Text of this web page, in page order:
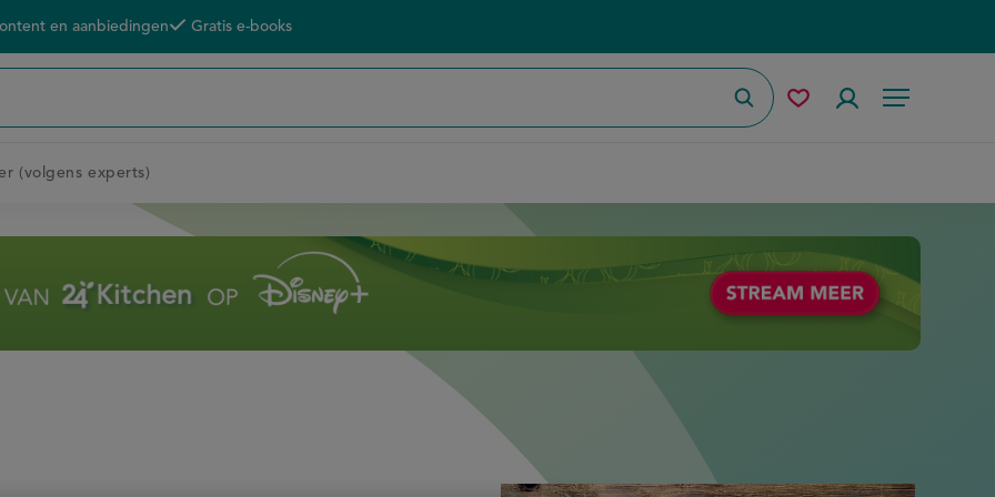
en aanbiedingen Gratis e-books
Menu
ZoekenMijn Accountmenu
(volgens experts)